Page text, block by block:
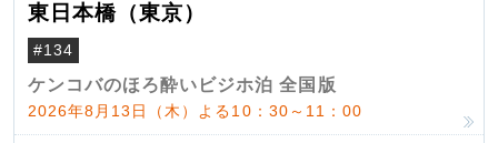
東日本橋（東京）
#134
ケンコバのほろ酔いビジホ泊 全国版
2026年8月13日（木）よる10：30～11：00